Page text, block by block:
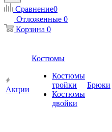
Сравнение0
Отложенные 0
Корзина 0
Акции
Костюмы
Костюмы
тройки
Костюмы
двойки
Брюки